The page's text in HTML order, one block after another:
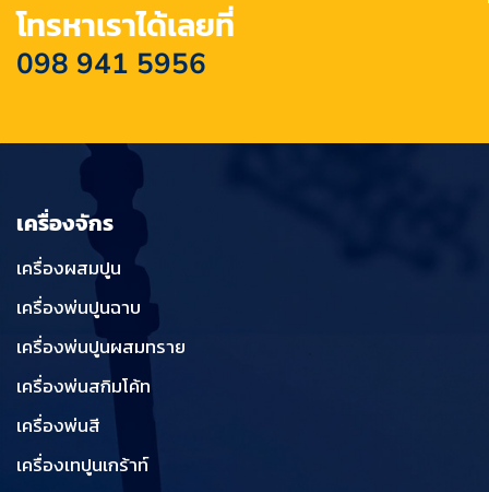
โทรหาเราได้เลยที่
098 941 5956
เครื่องจักร
เครื่องผสมปูน
เครื่องพ่นปูนฉาบ
เครื่องพ่นปูนผสมทราย
เครื่องพ่นสกิมโค้ท
เครื่องพ่นสี
เครื่องเทปูนเกร้าท์